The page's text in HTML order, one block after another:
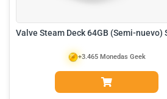
Valve Steam Deck 64GB (Semi-nuevo)
+3.465 Monedas Geek